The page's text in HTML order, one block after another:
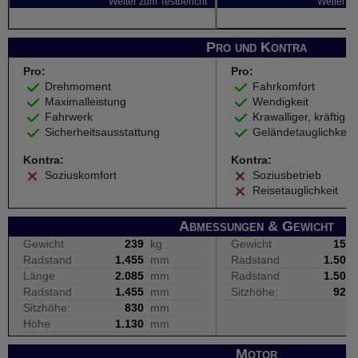
Pro und Kontra
Pro:
Drehmoment
Maximalleistung
Fahrwerk
Sicherheitsausstattung
Kontra:
Soziuskomfort
Pro:
Fahrkomfort
Wendigkeit
Krawalliger,
Geländetauglichkeit
Kontra:
Soziusbetrieb
Reisetauglichkeit
Abmessungen & Gewicht
Gewicht 239 kg
Radstand
1.455 mm
Länge
2.085 mm
Radstand
1.455 mm
Sitzhöhe:
830
mm
Höhe
1.130 mm
Gewicht
158
Radstand
1.504
Radstand
1.504
Sitzhöhe:
920
Motor